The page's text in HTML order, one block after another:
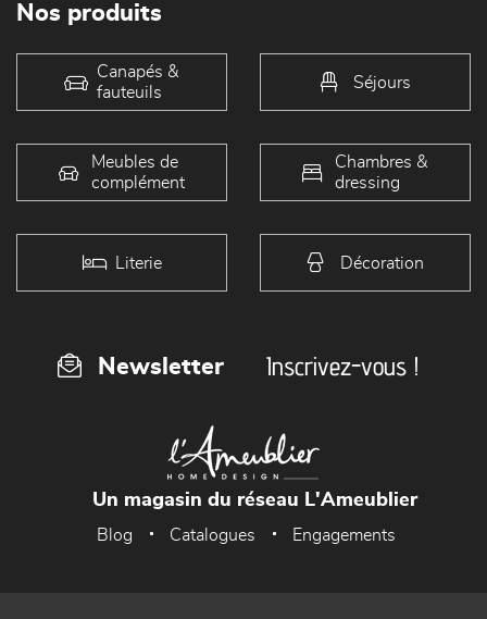
Nos produits
Canapés &
fauteuils
Séjours
Meubles de
complément
Chambres &
dressing
Literie Décoration
Newsletter Inscrivez-vous !
Un magasin du réseau L'Ameublier
Blog Catalogues Engagements